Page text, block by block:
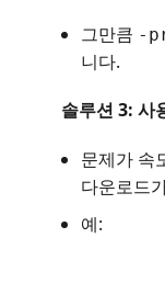
그만큼 -
니다.
솔루션 3: 사
문제가 속
다운로드
예: